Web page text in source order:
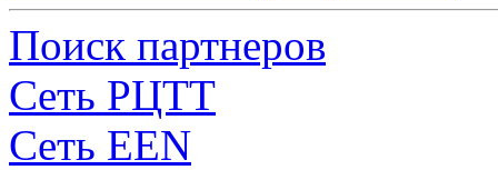
Поиск партнеров
Сеть РЦТТ
Сеть EEN